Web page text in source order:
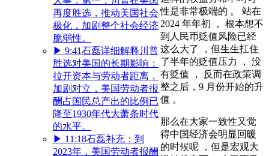
再度胜选，推动美国社会
极化，加剧整个社会经济
脆弱性。
▶ 9:41石磊详细解释川普
胜选对美国的长期影响：
拉开资本与劳动者距离，
加剧对立，美国劳动者报
酬占国民总产出的比例已
降至1930年代大萧条时代
的水平。
▶ 11:18石磊补充：到
2023年，美国劳动者报酬
性是非常极端的 。 站在
2024 年年初 ， 根本想不
到人民币贬值风险已经
这么大了 ，但生生扛住
了半年的贬值压力 ， 没
有贬值 ， 反而在政策调
整之后，9 月份开始的升
值 。
那么在大家一致性又觉
得中国经济会明显回暖
的时候呢 ，但是宏观大